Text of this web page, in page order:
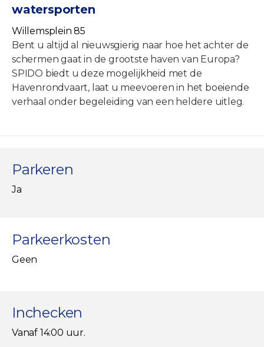
watersporten
Willemsplein 85
Bent u altijd al nieuwsgierig naar hoe het achter de
schermen gaat in de grootste haven van Europa?
SPIDO biedt u deze mogelijkheid met de
Havenrondvaart, laat u meevoeren in het boeiende
verhaal onder begeleiding van een heldere uitleg.
Parkeren
Ja
Parkeerkosten
Geen
Inchecken
Vanaf 14:00 uur.